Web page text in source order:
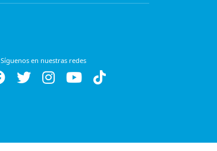
Síguenos en nuestras redes